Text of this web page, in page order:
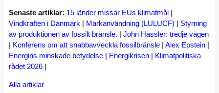
Senaste artiklar: 15 länder missar EUs klimatmål |
Vindkraften i Danmark | Markanvändning (LULUCF) | Styrning
av produktionen av fossilt bränsle. | John Hassler: tredje vägen
| Konferens om att snabbavveckla fossilbränsle | Alex Epstein |
Energins minskade betydelse | Energikrisen | Klimatpolitiska
rådet 2026 |
Alla artiklar